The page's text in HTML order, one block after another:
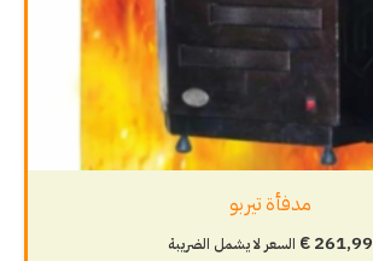
مدفأة تيربو
€261,99 السعر لا يشمل الضريبة